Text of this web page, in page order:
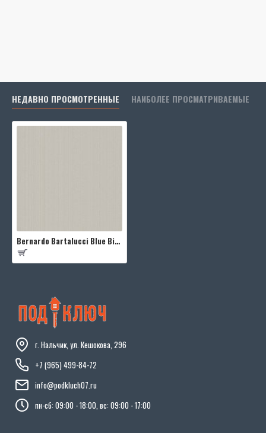
НЕДАВНО ПРОСМОТРЕННЫЕ НАИБОЛЕЕ ПРОСМАТРИВАЕМЫЕ
Bernardo Bartalucci Blue Bigi 5066-33
г. Нальчик, ул. Кешокова, 296
+7 (965) 499-84-72
info@podkluch07.ru
пн-сб: 09:00 - 18:00, вс: 09:00 - 17:00